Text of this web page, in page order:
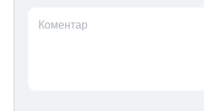
Коментар